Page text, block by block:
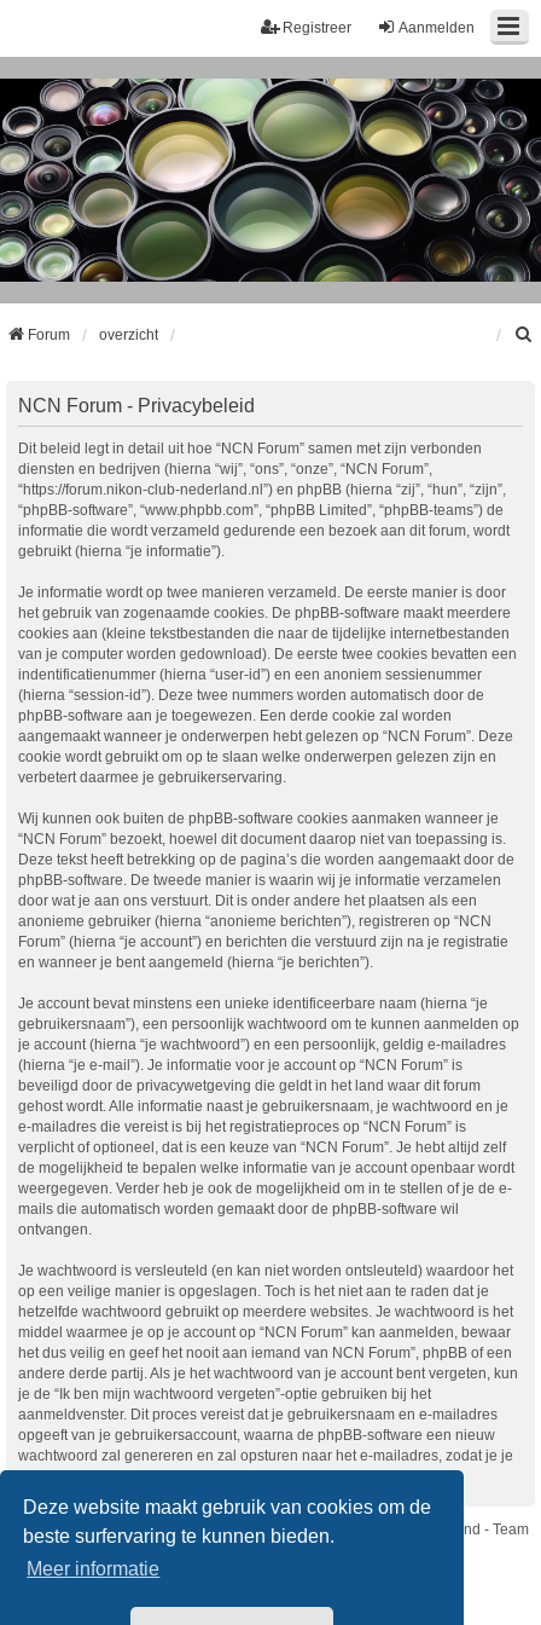
Deze website maakt gebruik van cookies om de
beste surfervaring te kunnen bieden.
Meer informatie
Aanmelden
Registreer
Forum overzicht
NCN Forum - Privacybeleid
Dit beleid legt in detail uit hoe “NCN Forum” samen met zijn verbonden
diensten en bedrijven (hierna “wij”, “ons”, “onze”, “NCN Forum”,
“https://forum.nikon-club-nederland.nl”) en phpBB (hierna “zij”, “hun”, “zijn”,
“phpBB-software”, “www.phpbb.com”, “phpBB Limited”, “phpBB-teams”) de
informatie die wordt verzameld gedurende een bezoek aan dit forum, wordt
gebruikt (hierna “je informatie”).
Je informatie wordt op twee manieren verzameld. De eerste manier is door
het gebruik van zogenaamde cookies. De phpBB-software maakt meerdere
cookies aan (kleine tekstbestanden die naar de tijdelijke internetbestanden
van je computer worden gedownload). De eerste twee cookies bevatten een
indentificatienummer (hierna “user-id”) en een anoniem sessienummer
(hierna “session-id”). Deze twee nummers worden automatisch door de
phpBB-software aan je toegewezen. Een derde cookie zal worden
aangemaakt wanneer je onderwerpen hebt gelezen op “NCN Forum”. Deze
cookie wordt gebruikt om op te slaan welke onderwerpen gelezen zijn en
verbetert daarmee je gebruikerservaring.
Wij kunnen ook buiten de phpBB-software cookies aanmaken wanneer je
“NCN Forum” bezoekt, hoewel dit document daarop niet van toepassing is.
Deze tekst heeft betrekking op de pagina’s die worden aangemaakt door de
phpBB-software. De tweede manier is waarin wij je informatie verzamelen
door wat je aan ons verstuurt. Dit is onder andere het plaatsen als een
anonieme gebruiker (hierna “anonieme berichten”), registreren op “NCN
Forum” (hierna “je account”) en berichten die verstuurd zijn na je registratie
en wanneer je bent aangemeld (hierna “je berichten”).
Je account bevat minstens een unieke identificeerbare naam (hierna “je
gebruikersnaam”), een persoonlijk wachtwoord om te kunnen aanmelden op
je account (hierna “je wachtwoord”) en een persoonlijk, geldig e-mailadres
(hierna “je e-mail”). Je informatie voor je account op “NCN Forum” is
beveiligd door de privacywetgeving die geldt in het land waar dit forum
gehost wordt. Alle informatie naast je gebruikersnaam, je wachtwoord en je
e-mailadres die vereist is bij het registratieproces op “NCN Forum” is
verplicht of optioneel, dat is een keuze van “NCN Forum”. Je hebt altijd zelf
de mogelijkheid te bepalen welke informatie van je account openbaar wordt
weergegeven. Verder heb je ook de mogelijkheid om in te stellen of je de e-
mails die automatisch worden gemaakt door de phpBB-software wil
ontvangen.
Je wachtwoord is versleuteld (en kan niet worden ontsleuteld) waardoor het
op een veilige manier is opgeslagen. Toch is het niet aan te raden dat je
hetzelfde wachtwoord gebruikt op meerdere websites. Je wachtwoord is het
middel waarmee je op je account op “NCN Forum” kan aanmelden, bewaar
het dus veilig en geef het nooit aan iemand van NCN Forum”, phpBB of een
andere derde partij. Als je het wachtwoord van je account bent vergeten, kun
je de “Ik ben mijn wachtwoord vergeten”-optie gebruiken bij het
aanmeldvenster. Dit proces vereist dat je gebruikersnaam en e-mailadres
opgeeft van je gebruikersaccount, waarna de phpBB-software een nieuw
wachtwoord zal genereren en zal opsturen naar het e-mailadres, zodat je je
opnieuw kunt aanmelden.
Nikon Club Nederland - Team
Forum
Copyright © Nikon Club Nederland 2023